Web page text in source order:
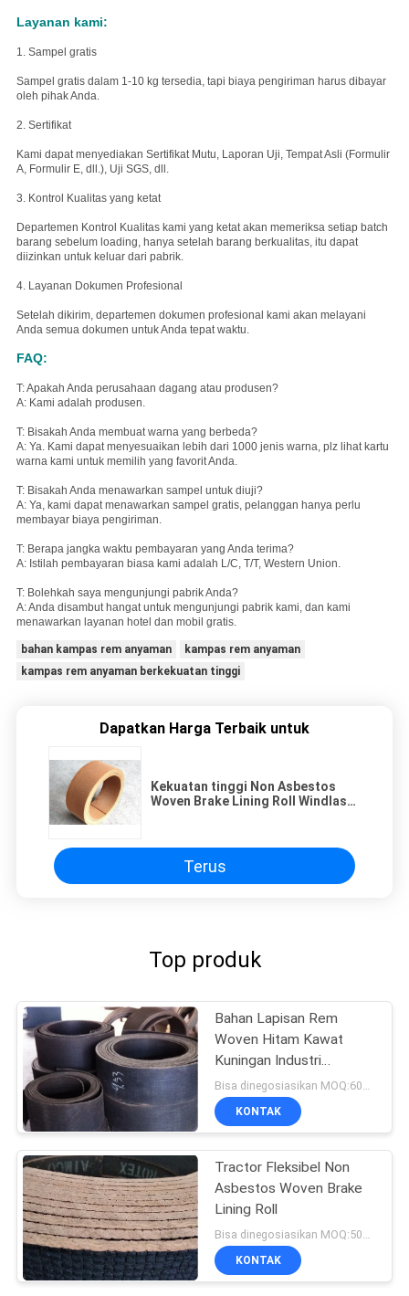
Layanan kami:
1. Sampel gratis
Sampel gratis dalam 1-10 kg tersedia, tapi biaya pengiriman harus dibayar
oleh pihak Anda.
2. Sertifikat
Kami dapat menyediakan Sertifikat Mutu, Laporan Uji, Tempat Asli (Formulir
A, Formulir E, dll.), Uji SGS, dll.
3. Kontrol Kualitas yang ketat
Departemen Kontrol Kualitas kami yang ketat akan memeriksa setiap batch
barang sebelum loading, hanya setelah barang berkualitas, itu dapat
diizinkan untuk keluar dari pabrik.
4. Layanan Dokumen Profesional
Setelah dikirim, departemen dokumen profesional kami akan melayani
Anda semua dokumen untuk Anda tepat waktu.
FAQ:
T: Apakah Anda perusahaan dagang atau produsen?
A: Kami adalah produsen.
T: Bisakah Anda membuat warna yang berbeda?
A: Ya. Kami dapat menyesuaikan lebih dari 1000 jenis warna, plz lihat kartu
warna kami untuk memilih yang favorit Anda.
T: Bisakah Anda menawarkan sampel untuk diuji?
A: Ya, kami dapat menawarkan sampel gratis, pelanggan hanya perlu
membayar biaya pengiriman.
T: Berapa jangka waktu pembayaran yang Anda terima?
A: Istilah pembayaran biasa kami adalah L/C, T/T, Western Union.
T: Bolehkah saya mengunjungi pabrik Anda?
A: Anda disambut hangat untuk mengunjungi pabrik kami, dan kami
menawarkan layanan hotel dan mobil gratis.
bahan kampas rem anyaman
kampas rem anyaman
kampas rem anyaman berkekuatan tinggi
Dapatkan Harga Terbaik untuk
Kekuatan tinggi Non Asbestos
Woven Brake Lining Roll Windlass
Terus
Top produk
Bahan Lapisan Rem
Woven Hitam Kawat
Kuningan Industri
Diperkuat Crane
Penggunaan
KONTAK
Tractor Fleksibel Non
Asbestos Woven Brake
Lining Roll
KONTAK